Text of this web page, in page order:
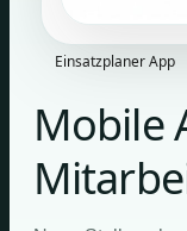
Einsatzplaner App
Mobile